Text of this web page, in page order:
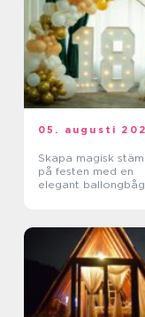
05. augusti
Skapa magisk
på festen med en
elegant